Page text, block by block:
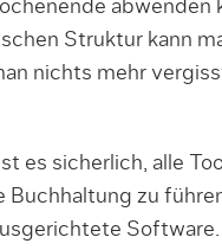
abwenden
Struktur kann
nichts mehr
es sicherlich, alle
Buchhaltung zu